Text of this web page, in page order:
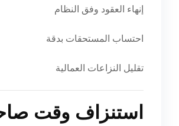
إنهاء العقود وفق النظام
احتساب المستحقات بدقة
تقليل النزاعات العمالية